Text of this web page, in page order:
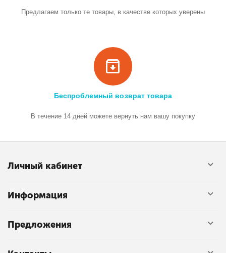
Предлагаем только те товары, в качестве которых уверены
Беспроблемный возврат товара
В течение 14 дней можете вернуть нам вашу покупку
Личный кабинет
Информация
Предложения